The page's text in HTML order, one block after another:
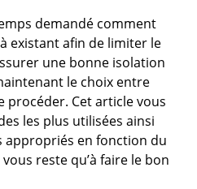
demandé comment
existant afin de limiter le
une bonne isolation
le choix entre
procéder. Cet article vous
les plus utilisées ainsi
appropriés en fonction du
reste qu’à faire le bon